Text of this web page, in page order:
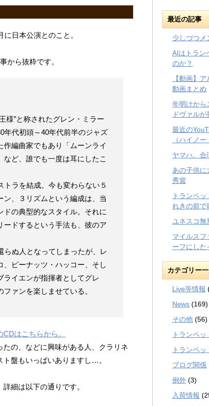
日本公演とのこと。
から抜粋です。
様”と称されたグレン・ミラー
年代初頭～40年代前半のジャズ
編曲家でもあり「ムーンライ
など、誰でも一度は耳にしたこ
トラを結成。今も変わらない５
、３リズムという編成は、当
の典型的なスタイル。それに
ドするという手法も、彼のア
らぬ人となってしまったが、レ
ピーナッツ・ハッコー、そし
ライエンが指揮者としてグレ
ァンを楽しませている。
はこちらから。
の、などに興味がある人、クラリネ
盤もいっぱいありますし…。
細は以下の通りです。
最近の記事
少しづつメ
AIはトラン
のか？
【動画】
動画まとめ
年明けから
ドヴァル
最近の
（ハイノー
ヤマハ、合
あの子供に
秀賞
トランペ
れきの前で
ユネスコ無
マイルスフ
ーフにした
カテゴリー
Live等情報
News (169)
その他 (56)
トランペッ
トランペ
ブログ関係
例外 (3)
入荷情報